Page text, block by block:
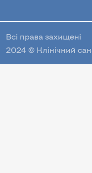
Всі права захищені
2024 © Клінічний